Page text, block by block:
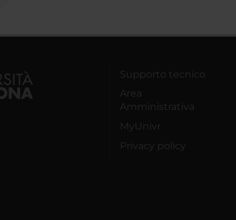
Supporto tecnico
Area
Amministrativa
MyUnivr
Privacy policy